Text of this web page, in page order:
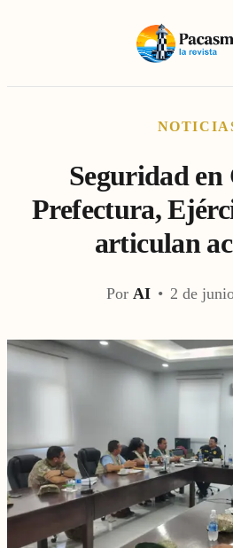
Seguridad en
Prefectura,
articulan
Por AI • 2 de